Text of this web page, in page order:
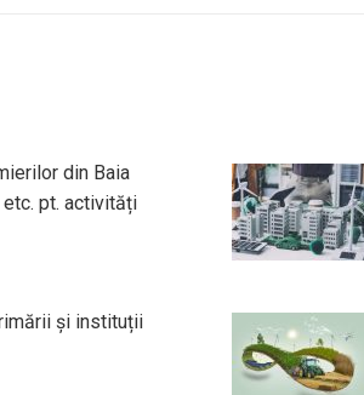
din Baia
etc. pt. activități
și instituții